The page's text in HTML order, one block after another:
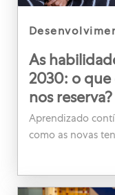
category
As
2030: o
nos reserva?
Aprendizado
como as novas